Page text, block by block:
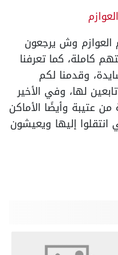
العوازم وش يرجعون
كاملة، كما تعرفنا
وقدمنا لكم
لها، وفي الأخير
عتيبة وأيضًا الأماكن
انتقلوا إليها ويعيشون